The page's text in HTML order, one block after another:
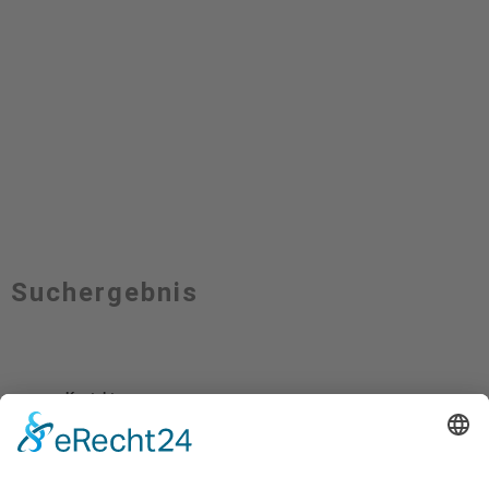
Suchergebnis
Kontakt
Datenschutzerklärung